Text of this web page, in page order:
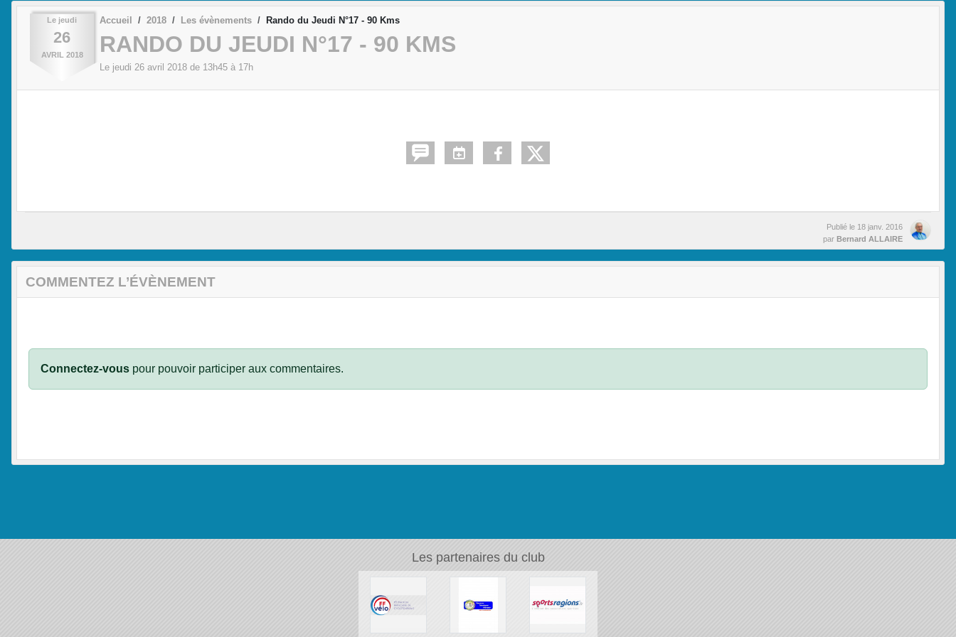
Le jeudi
26
AVRIL 2018
Accueil 2018 Les évènements Rando du Jeudi N°17 - 90 Kms
RANDO DU JEUDI N°17 - 90 KMS
Le jeudi 26 avril 2018 de 13h45 à 17h
Publié le 18 janv. 2016
par Bernard ALLAIRE
COMMENTEZ L’ÉVÈNEMENT
Connectez-vous pour pouvoir participer aux commentaires.
Les partenaires du club